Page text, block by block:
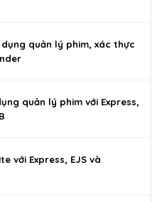
quản lý phim, xác thực
quản lý phim với Express,
với Express, EJS và